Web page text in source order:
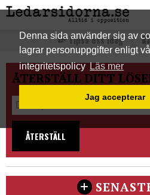
Denna sida använder sig av
lagrar personuppgifter enligt
integritetspolicyLäs mer
Jag accepterar
Tipsa oss idag
ÅTERSTÄLL DITT
ÅTERSTÄLL